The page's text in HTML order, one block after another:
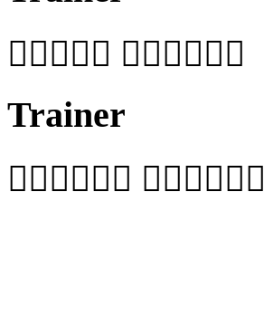
 
Trainer
 